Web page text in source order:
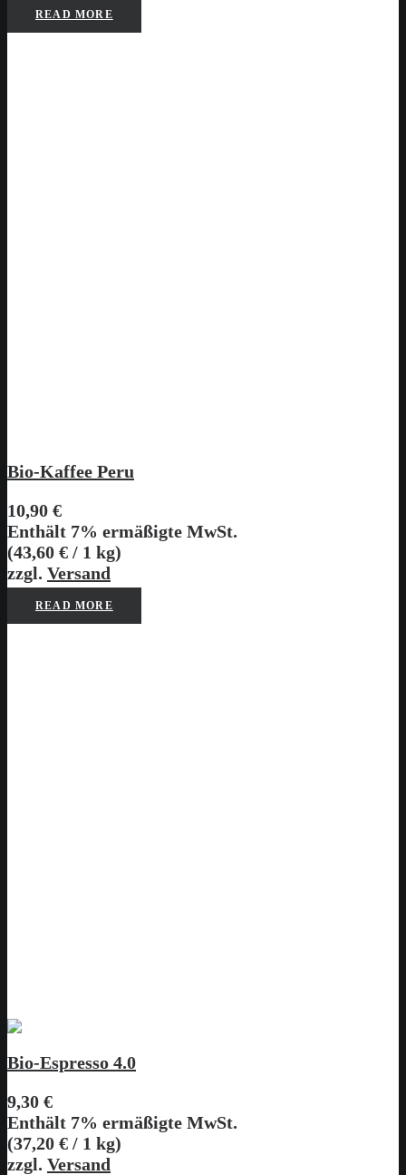
READ MORE
Bio-Kaffee Peru
10,90 €
Enthält 7% ermäßigte MwSt.
(43,60 € / 1 kg)
zzgl. Versand
READ MORE
Bio-Espresso 4.0
9,30 €
Enthält 7% ermäßigte MwSt.
(37,20 € / 1 kg)
zzgl. Versand